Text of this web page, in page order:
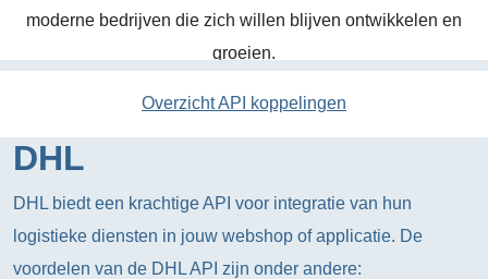
moderne bedrijven die zich willen blijven ontwikkelen en
groeien.
Overzicht API koppelingen
DHL
DHL biedt een krachtige API voor integratie van hun
logistieke diensten in jouw webshop of applicatie. De
voordelen van de DHL API zijn onder andere: